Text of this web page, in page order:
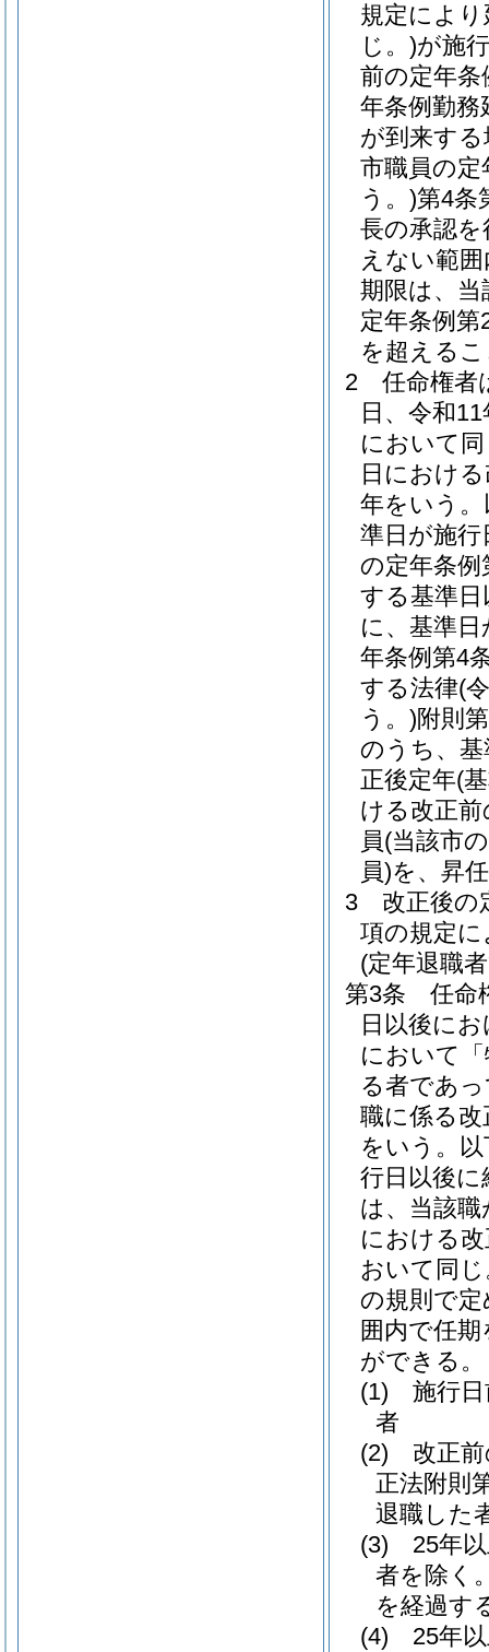
規定によ
じ。)が施
前の定年条
年条例勤
が到来す
市職員の
う。)第4条
長の承認
えない範
期限は、当
定年条例
を超える
2
任命権者
日、令和
において
日におけ
年をいう
準日が施
の定年条例
する基準
に、基準
年条例第4
する法律(
う。)附則
のうち、
正後定年(
ける改正
員(当該市
員)を、昇
3
改正後の
項の規定
(定年退職
第3条
任命
日以後に
において
る者であ
職に係る改
をいう。
行日以後
は、当該
における
おいて同じ
の規則で
囲内で任
ができる。
(1)
施行
者
(2)
改正
正法附則
退職した
(3)
25年
者を除く
を経過す
(4)
25年